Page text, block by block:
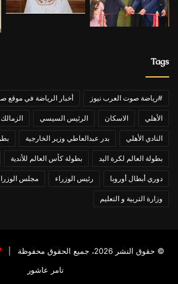
Tags
#رياضة صوت العرب نيوز أخبار الرياضة في موقع
الأهلي الاسكان الرئيس السيسي الزمالك
النادي الأهلي بدر عبدالعاطي وزير الخارجية
بطولة العالم لكرة اليد بطولة كأس العالم للأندية
دوري أبطال أوروبا رئيس الوزراء مجلس
وزارة التربية و التعليم
© حقوق النشر 2026، جميع الحقوق محفوظة |
تامر عاشور